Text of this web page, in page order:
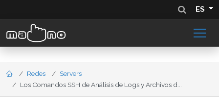
ES
Redes
Servers
Los Comandos SSH de Análisis de Logs y Archivos d...